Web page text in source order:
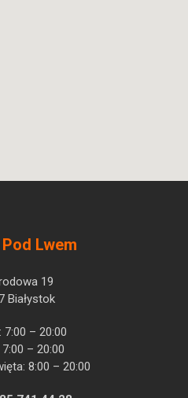
Lwem
19
Białystok
7:00 – 20:00
– 20:00
8:00 – 20:00